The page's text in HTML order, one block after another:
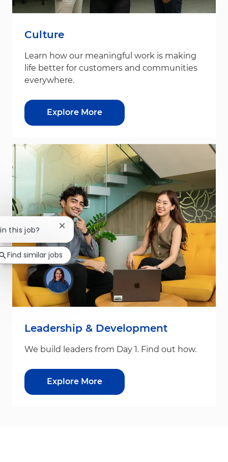
Culture
Learn how our meaningful work is making
life better for customers and communities
everywhere.
Explore More
Leadership & Development
We build leaders from Day 1. Find out how.
Explore More
this job? Close chatbot notification
Find similar jobs